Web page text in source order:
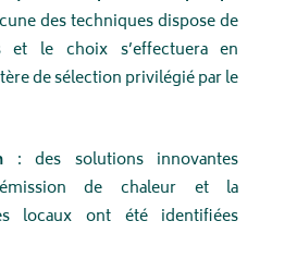
des techniques dispose de
et le choix s’effectuera en
de sélection privilégié par le
: des solutions innovantes
de chaleur et la
locaux ont été identifiées